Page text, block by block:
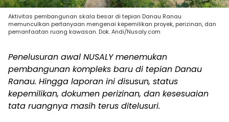
Aktivitas pembangunan skala besar di tepian Danau Ranau
memunculkan pertanyaan mengenai kepemilikan proyek, perizinan, dan
pemanfaatan ruang kawasan. Dok. Andi/Nusaly.com
Penelusuran awal NUSALY menemukan
pembangunan kompleks baru di tepian Danau
Ranau. Hingga laporan ini disusun, status
kepemilikan, dokumen perizinan, dan kesesuaian
tata ruangnya masih terus ditelusuri.